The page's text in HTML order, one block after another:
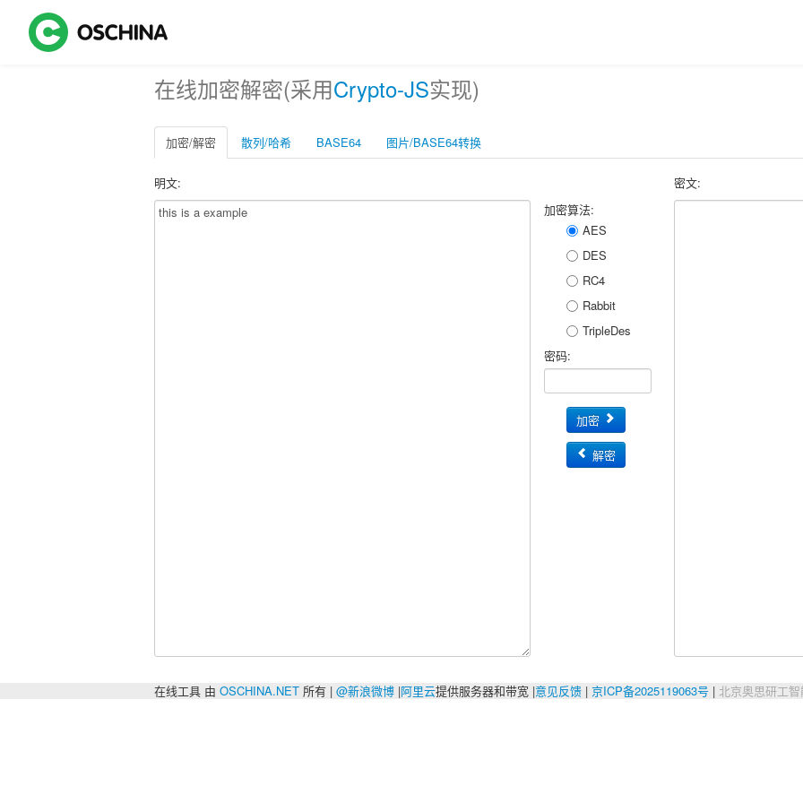
在线加密解密(采用Crypto-JS实现)
加密/解密 散列/哈希 BASE64 图片/BASE64转换
明文:
加密算法:
AES
DES
RC4
Rabbit
TripleDes
密码:
加密
解密
密文:
在线工具 由 OSCHINA.NET 所有 | @新浪微博 |阿里云提供服务器和带宽 |意见反馈 | 京ICP备2025119063号 | 北京奥思研工